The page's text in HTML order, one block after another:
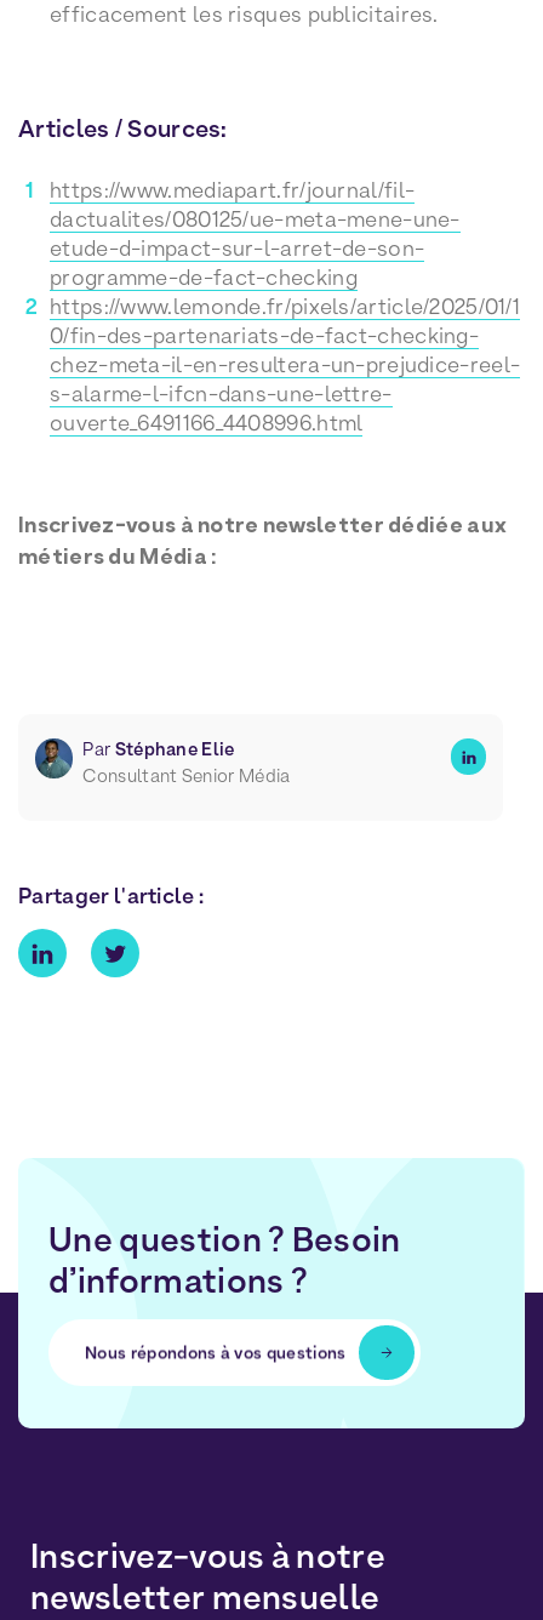
efficacement les risques publicitaires.
Articles / Sources:
https://www.mediapart.fr/journal/fil-
dactualites/080125/ue-meta-mene-une-
etude-d-impact-sur-l-arret-de-son-
programme-de-fact-checking
https://www.lemonde.fr/pixels/article/2025/01/1
0/fin-des-partenariats-de-fact-checking-
chez-meta-il-en-resultera-un-prejudice-reel-
s-alarme-l-ifcn-dans-une-lettre-
ouverte_6491166_4408996.html
Inscrivez-vous à notre newsletter dédiée aux
métiers du Média :
Par Stéphane Elie
Consultant Senior Média
Partager l'article :
Une question ? Besoin
d’informations ?
Nous répondons à vos questions
Inscrivez-vous à notre
newsletter mensuelle